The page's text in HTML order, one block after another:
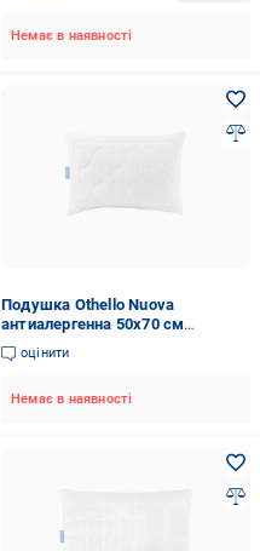
Немає в наявності
Подушка Othello Nuova
антиалергенна 50х70 см
(12856403)
оцінити
Немає в наявності